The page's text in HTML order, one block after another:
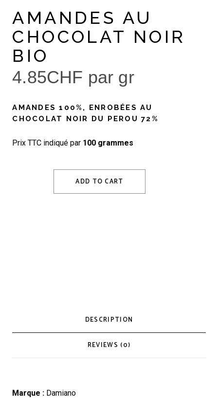
AMANDES AU
CHOCOLAT NOIR
BIO
4.85CHF par gr
AMANDES 100%, ENROBÉES AU
CHOCOLAT NOIR DU PEROU 72%
Prix TTC indiqué par 100 grammes
ADD TO CART
DESCRIPTION
REVIEWS (0)
Marque : Damiano